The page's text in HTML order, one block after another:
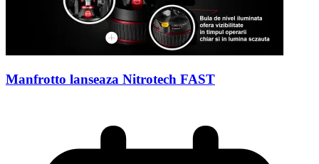
Manfrotto lanseaza Nitrotech FAST